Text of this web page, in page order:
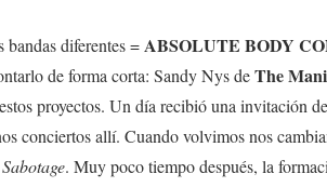
bandas diferentes =ABSOLUTE BODY
de forma corta: Sandy Nys deThe
proyectos. Un día recibió una invitación
conciertos allí. Cuando volvimos nos
Sabotage. Muy poco tiempo después, la